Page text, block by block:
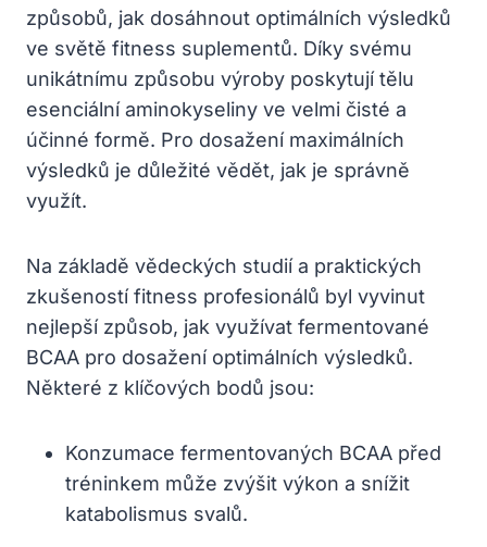
způsobů, jak dosáhnout optimálních výsledků
ve světě fitness suplementů. Díky svému
unikátnímu způsobu výroby poskytují tělu
esenciální aminokyseliny ve velmi čisté a
účinné formě. Pro dosažení maximálních
výsledků je důležité vědět, jak je správně
využít.
Na základě vědeckých studií a praktických
zkušeností fitness profesionálů byl vyvinut
nejlepší způsob, jak využívat fermentované
BCAA pro dosažení optimálních výsledků.
Některé z klíčových bodů jsou:
Konzumace fermentovaných BCAA před
tréninkem může zvýšit výkon a snížit
katabolismus svalů.